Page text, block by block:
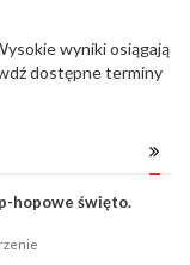
wyniki osiągają
dostępne terminy
hopowe święto.